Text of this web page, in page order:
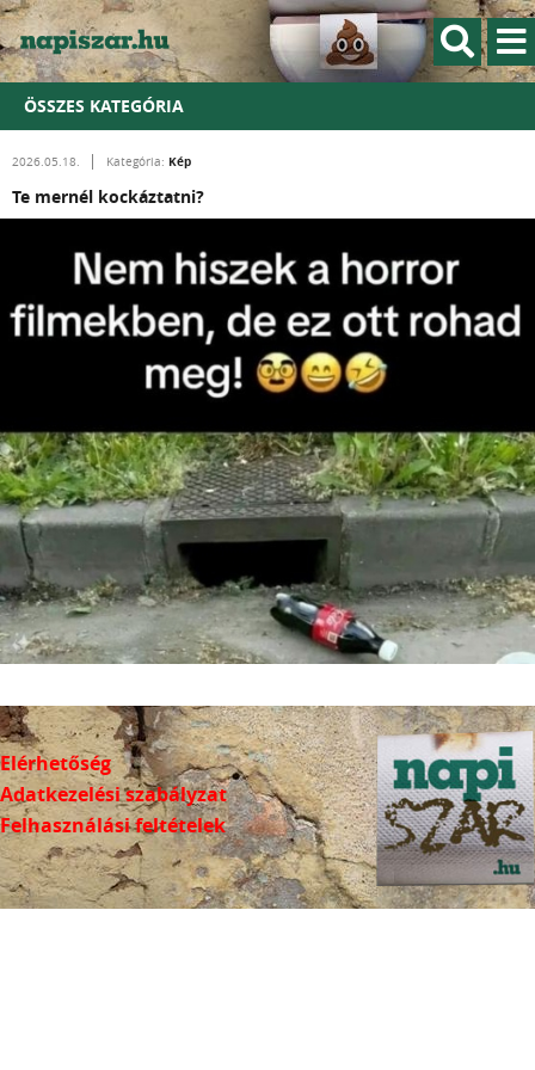
ÖSSZES KATEGÓRIA
2026.05.18. Kategória: Kép
Te mernél kockáztatni?
Elérhetőség
Adatkezelési szabályzat
Felhasználási feltételek